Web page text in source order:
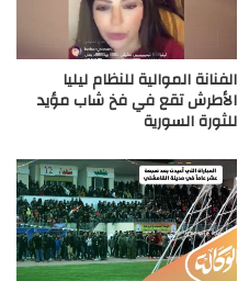
الفنانة الموالية للنظام ليليا
الأطرش تقع في فخ شاب مؤيد
للثورة السورية